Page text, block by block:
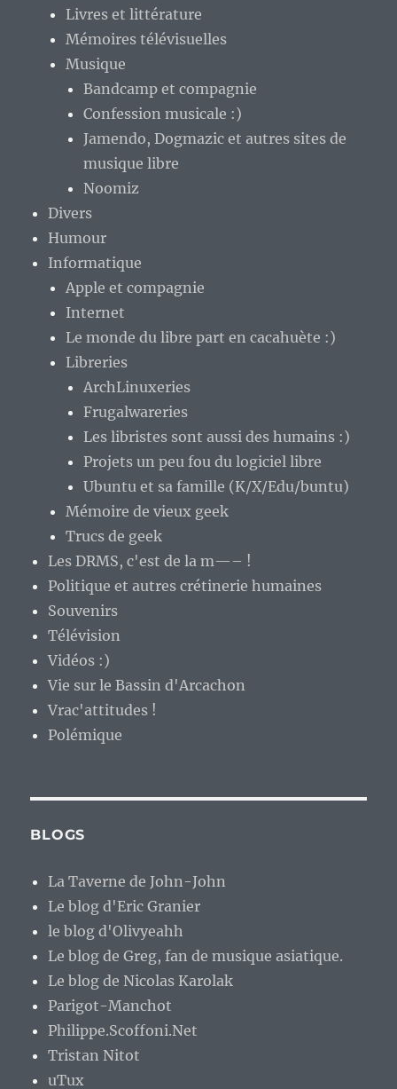
Livres et littérature
Mémoires télévisuelles
Musique
Bandcamp et compagnie
Confession musicale :)
Jamendo, Dogmazic et autres sites de
musique libre
Noomiz
Divers
Humour
Informatique
Apple et compagnie
Internet
Le monde du libre part en cacahuète :)
Libreries
ArchLinuxeries
Frugalwareries
Les libristes sont aussi des humains :)
Projets un peu fou du logiciel libre
Ubuntu et sa famille (K/X/Edu/buntu)
Mémoire de vieux geek
Trucs de geek
Les DRMS, c'est de la m—– !
Politique et autres crétinerie humaines
Souvenirs
Télévision
Vidéos :)
Vie sur le Bassin d'Arcachon
Vrac'attitudes !
Polémique
BLOGS
La Taverne de John-John
Le blog d'Eric Granier
le blog d'Olivyeahh
Le blog de Greg, fan de musique asiatique.
Le blog de Nicolas Karolak
Parigot-Manchot
Philippe.Scoffoni.Net
Tristan Nitot
uTux